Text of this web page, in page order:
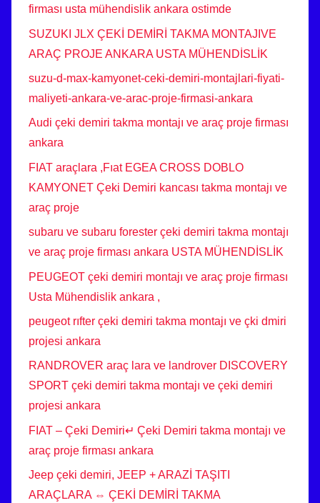
firması usta mühendislik ankara ostimde
SUZUKI JLX ÇEKİ DEMİRİ TAKMA MONTAJIVE
ARAÇ PROJE ANKARA USTA MÜHENDİSLİK
suzu-d-max-kamyonet-ceki-demiri-montajlari-fiyati-
maliyeti-ankara-ve-arac-proje-firmasi-ankara
Audi çeki demiri takma montajı ve araç proje firması
ankara
FIAT araçlara ,Fıat EGEA CROSS DOBLO
KAMYONET Çeki Demiri kancası takma montajı ve
araç proje
subaru ve subaru forester çeki demiri takma montajı
ve araç proje firması ankara USTA MÜHENDİSLİK
PEUGEOT çeki demiri montajı ve araç proje firması
Usta Mühendislik ankara ,
peugeot rıfter çeki demiri takma montajı ve çki dmiri
projesi ankara
RANDROVER araç lara ve landrover DISCOVERY
SPORT çeki demiri takma montajı ve çeki demiri
projesi ankara
FIAT – Çeki Demiri↵ Çeki Demiri takma montajı ve
araç proje firması ankara
Jeep çeki demiri, JEEP + ARAZİ TAŞITI
ARAÇLARA ⇔ ÇEKİ DEMİRİ TAKMA